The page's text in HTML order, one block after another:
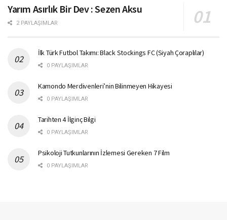
Yarım Asırlık Bir Dev : Sezen Aksu
2 PAYLAŞIMLAR
İlk Türk Futbol Takımı: Black Stockings FC (Siyah Çoraplılar)
0 PAYLAŞIMLAR
Kamondo Merdivenleri’nin Bilinmeyen Hikayesi
0 PAYLAŞIMLAR
Tarihten 4 İlginç Bilgi
0 PAYLAŞIMLAR
Psikoloji Tutkunlarının İzlemesi Gereken 7 Film
0 PAYLAŞIMLAR